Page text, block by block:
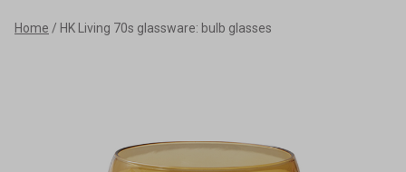
HK
glassware:
Home HK Living 70s glassware: bulb glasses